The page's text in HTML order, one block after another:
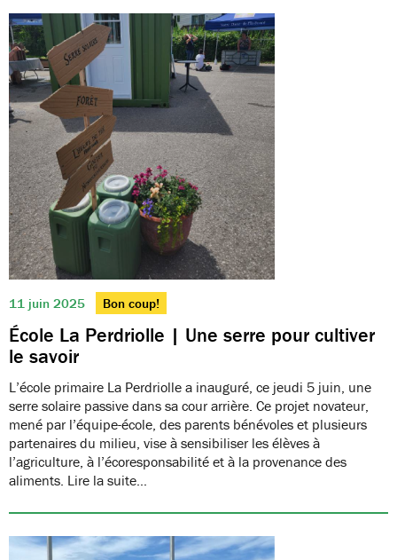
11 juin 2025 Bon coup!
École La Perdriolle | Une serre pour cultiver
le savoir
L’école primaire La Perdriolle a inauguré, ce jeudi 5 juin, une
serre solaire passive dans sa cour arrière. Ce projet novateur,
mené par l’équipe-école, des parents bénévoles et plusieurs
partenaires du milieu, vise à sensibiliser les élèves à
l’agriculture, à l’écoresponsabilité et à la provenance des
aliments. Lire la suite…